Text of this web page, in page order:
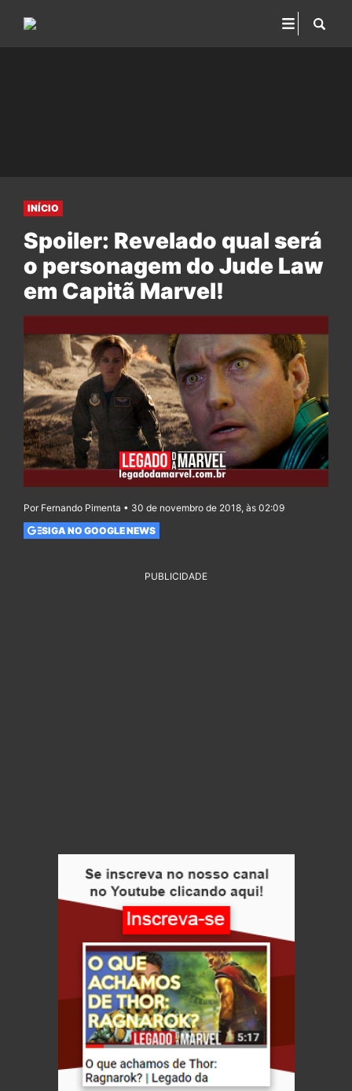
INÍCIO
Spoiler: Revelado qual será
o personagem do Jude Law
em Capitã Marvel!
Por Fernando Pimenta • 30 de novembro de 2018, às 02:09
SIGA NO GOOGLE NEWS
PUBLICIDADE